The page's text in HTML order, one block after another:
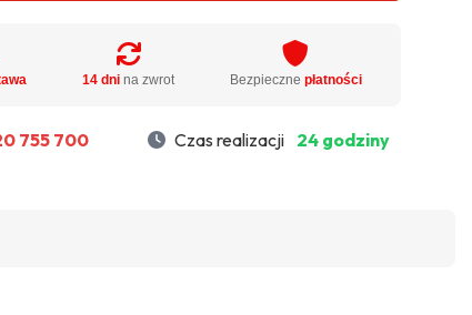
14 dni na zwrot Bezpieczne płatności
755 700 Czas realizacji 24 godziny